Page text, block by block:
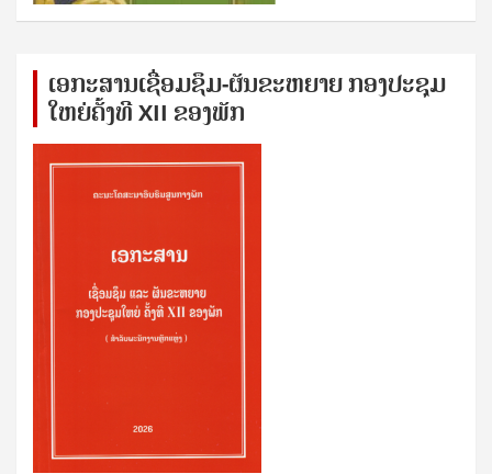
ເອກ​ະ​ສານ​ເຊ​ື່ອມ​ຊ​ຶມ-ຜັນ​ຂະ​ຫ​ຍາຍ ກອງ​ປະ​ຊຸມ​
ໃຫຍ່​ຄັ້ງ​ທີ XII ຂອງ​ພັກ